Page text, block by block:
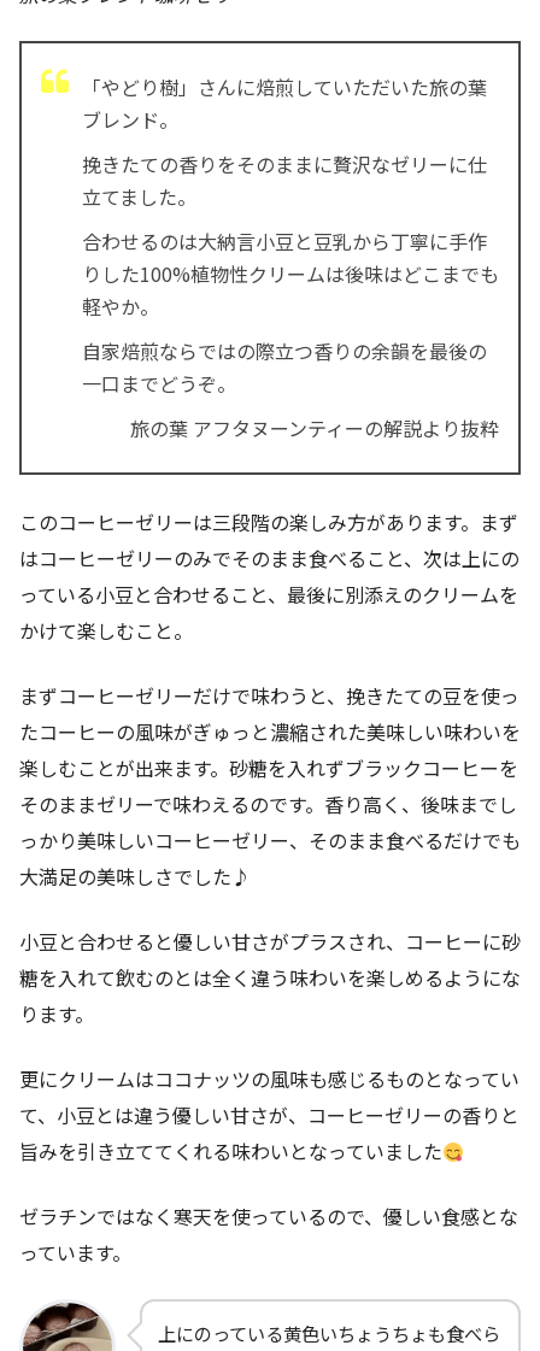
「やどり樹」さんに焙煎していただいた旅の葉
ブレンド。
挽きたての香りをそのままに贅沢なゼリーに仕
立てました。
合わせるのは大納言小豆と豆乳から丁寧に手作
りした100%植物性クリームは後味はどこまでも
軽やか。
自家焙煎ならではの際立つ香りの余韻を最後の
一口までどうぞ。
旅の葉 アフタヌーンティーの解説より抜粋
このコーヒーゼリーは三段階の楽しみ方があります。まず
はコーヒーゼリーのみでそのまま食べること、次は上にの
っている小豆と合わせること、最後に別添えのクリームを
かけて楽しむこと。
まずコーヒーゼリーだけで味わうと、挽きたての豆を使っ
たコーヒーの風味がぎゅっと濃縮された美味しい味わいを
楽しむことが出来ます。砂糖を入れずブラックコーヒーを
そのままゼリーで味わえるのです。香り高く、後味までし
っかり美味しいコーヒーゼリー、そのまま食べるだけでも
大満足の美味しさでした♪
小豆と合わせると優しい甘さがプラスされ、コーヒーに砂
糖を入れて飲むのとは全く違う味わいを楽しめるようにな
ります。
更にクリームはココナッツの風味も感じるものとなってい
て、小豆とは違う優しい甘さが、コーヒーゼリーの香りと
旨みを引き立ててくれる味わいとなっていました
ゼラチンではなく寒天を使っているので、優しい食感とな
っています。
上にのっている黄色いちょうちょも食べら